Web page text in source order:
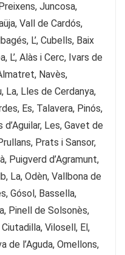
Juncosa,
Vall de Cardós,
L’, Cubells, Baix
L’, Alàs i Cerc, Ivars de
Navès,
La, Lles de Cerdanya,
Es, Talavera, Pinós,
Les, Gavet de
Prats i Sansor,
Puigverd d’Agramunt,
La, Odèn, Vallbona de
Gósol, Bassella,
Pinell de Solsonès,
Vilosell, El,
de l’Aguda, Omellons,